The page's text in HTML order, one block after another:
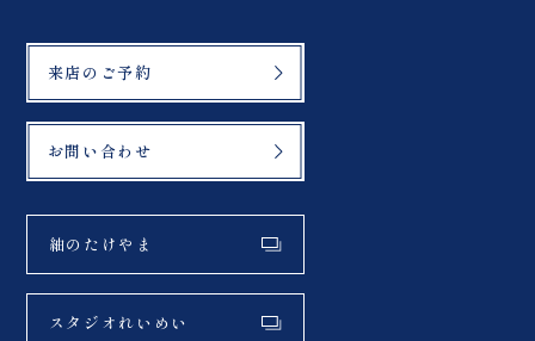
来店のご予約
お問い合わせ
紬のたけやま
スタジオれいめい